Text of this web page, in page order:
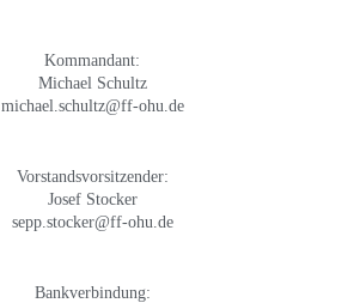
Kommandant:
Michael Schultz
michael.schultz@ff-ohu.de
Vorstandsvorsitzender:
Josef Stocker
sepp.stocker@ff-ohu.de
Bankverbindung: